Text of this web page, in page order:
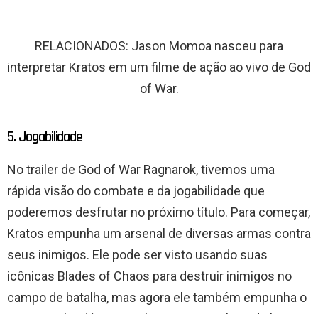
RELACIONADOS: Jason Momoa nasceu para
interpretar Kratos em um filme de ação ao vivo de God
of War.
5. Jogabilidade
No trailer de God of War Ragnarok, tivemos uma
rápida visão do combate e da jogabilidade que
poderemos desfrutar no próximo título. Para começar,
Kratos empunha um arsenal de diversas armas contra
seus inimigos. Ele pode ser visto usando suas
icônicas Blades of Chaos para destruir inimigos no
campo de batalha, mas agora ele também empunha o